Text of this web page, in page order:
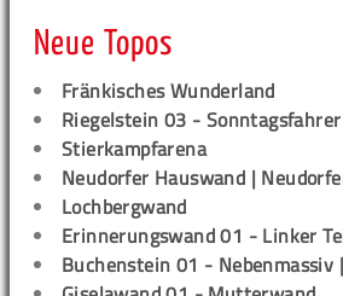
Neue Topos
Fränkisches Wunderland
Riegelstein 03 - Sonntagsfahrer
Stierkampfarena
Neudorfer Hauswand |
Lochbergwand
Erinnerungswand 01 - Linker
Buchenstein 01 - Nebenmassiv